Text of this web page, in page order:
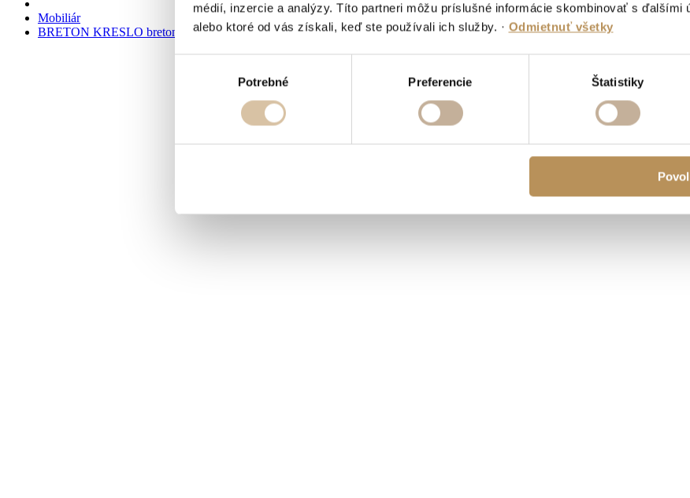
médií, inzercie a analýzy. Títo partneri môžu príslušné informácie skombinovať s ďalšími
alebo ktoré od vás získali, keď ste používali ich služby. · Odmietnuť všetky
Potrebné Preferencie Štatistiky
Mobiliár
BRETON KRESLO breton